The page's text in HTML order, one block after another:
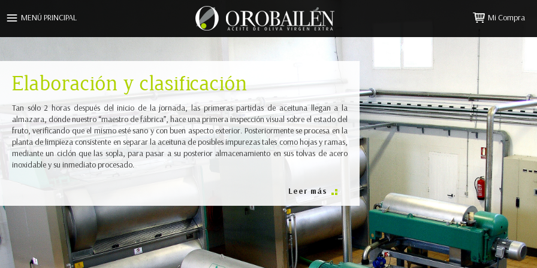
MENÚ PRINCIPAL
Mi Compra
Elaboración y clasificación
Tan sólo 2 horas después del inicio de la jornada, las primeras partidas de aceituna llegan a la
almazara, donde nuestro “maestro de fábrica”, hace una primera inspección visual sobre el estado del
fruto, verificando que el mismo esté sano y con buen aspecto exterior. Posteriormente se procesa en la
planta de limpieza consistente en separar la aceituna de posibles impurezas tales como hojas y ramas,
mediante un ciclón que las sopla, para pasar a su posterior almacenamiento en sus tolvas de acero
inoxidable y su inmediato procesado.
Leer más